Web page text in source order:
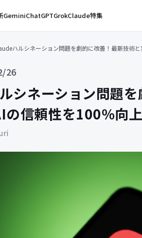
GeminiChatGPTGrokClaude特集
ハルシネーション問題を劇的に改善！最新技術
26
シネーション問題
の信頼性を100%向